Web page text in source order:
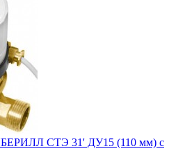
СТЭ 31' ДУ15 (110 мм) с